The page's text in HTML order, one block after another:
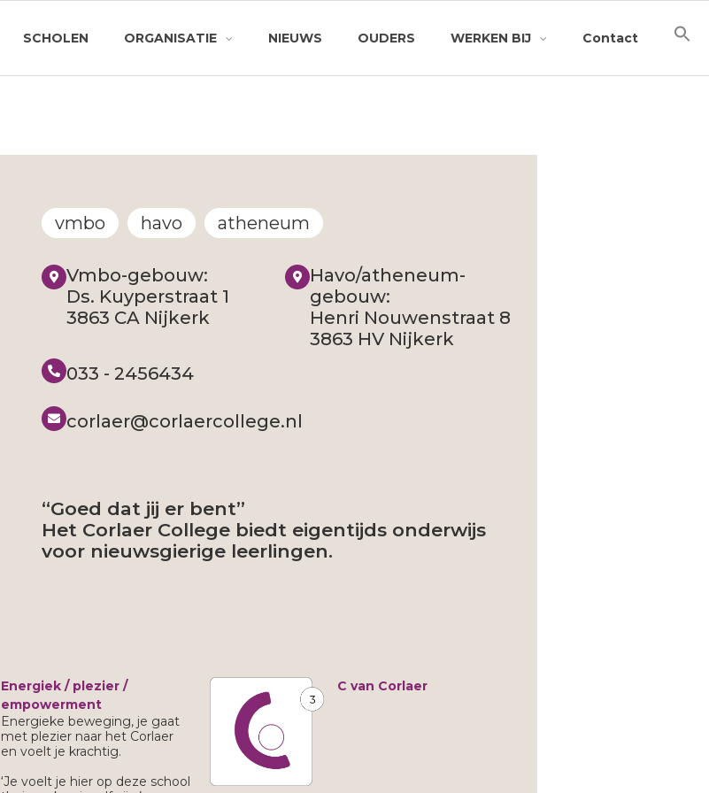
SCHOLEN ORGANISATIE NIEUWS OUDERS WERKEN BIJ Contact
vmbo havo atheneum
Vmbo-gebouw:
Ds. Kuyperstraat 1
3863 CA Nijkerk
Havo/atheneum-
gebouw:
Henri Nouwenstraat 8
3863 HV Nijkerk​
033 - 2456434​
corlaer@corlaercollege.nl​
“Goed dat jij er bent”
Het Corlaer College biedt eigentijds onderwijs
voor nieuwsgierige leerlingen.
Energiek / plezier /
empowerment
Energieke beweging, je gaat
met plezier naar het Corlaer
en voelt je krachtig.
‘Je voelt je hier op deze school
C van Corlaer